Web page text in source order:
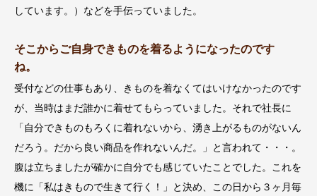
しています。）などを手伝っていました。
そこからご自身できものを着るようになったのです
ね。
受付などの仕事もあり、きものを着なくてはいけなかったのです
が、当時はまだ誰かに着せてもらっていました。それで社長に
「自分できものもろくに着れないから、湧き上がるものがないん
だろう。だから良い商品を作れないんだ。」と言われて・・・。
腹は立ちましたが確かに自分でも感じていたことでした。これを
機に「私はきもので生きて行く！」と決め、この日から３ヶ月毎